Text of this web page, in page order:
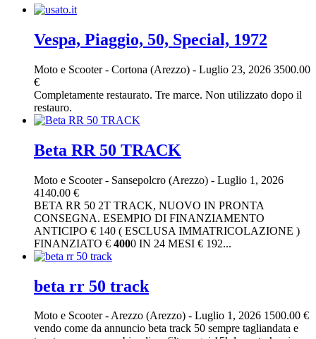
Vespa, Piaggio, 50, Special, 1972
Moto e Scooter- Cortona (Arezzo) - Luglio 23, 2026 3500.00
€
Completamente restaurato. Tre marce. Non utilizzato dopo il
restauro.
Beta RR 50 TRACK
Moto e Scooter- Sansepolcro (Arezzo) - Luglio 1, 2026
4140.00 €
BETA RR 50 2T TRACK, NUOVO IN PRONTA
CONSEGNA. ESEMPIO DI FINANZIAMENTO
ANTICIPO € 140 ( ESCLUSA IMMATRICOLAZIONE )
FINANZIATO € 4000 IN 24 MESI € 192...
beta rr 50 track
Moto e Scooter-Arezzo (Arezzo) - Luglio 1, 2026 1500.00 €
vendo come da annuncio beta track 50 sempre tagliandata e